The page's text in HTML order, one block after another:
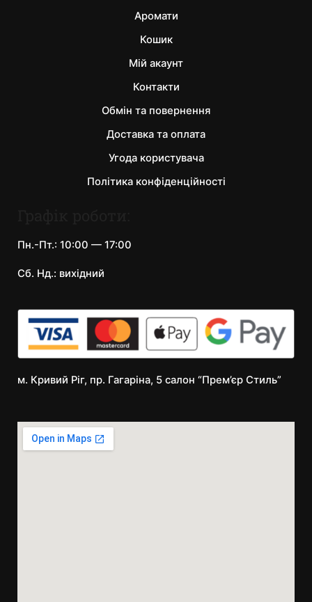
Аромати
Кошик
Мій акаунт
Контакти
Обмін та повернення
Доставка та оплата
Угода користувача
Політика конфіденційності
Пн.-Пт.: 10:00 — 17:00
Сб. Нд.: вихідний
м. Кривий Ріг, пр. Гагаріна, 5 салон “Прем’єр Стиль”